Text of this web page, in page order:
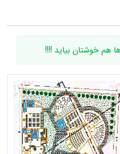
هم خوشتان بیاید !!!!